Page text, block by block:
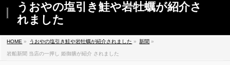
うおやの塩引き鮭や岩牡蠣が紹介さ
れました
HOME » うおやの塩引き鮭や岩牡蠣が紹介されました » 新聞 »
岩船新聞 当店の一押し 姫御膳が紹介 されました